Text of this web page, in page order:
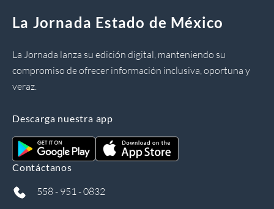
La Jornada Estado de México
La Jornada lanza su edición digital, manteniendo su
compromiso de ofrecer información inclusiva, oportuna y
veraz.
Descarga nuestra app
Contáctanos
558 - 951 - 0832